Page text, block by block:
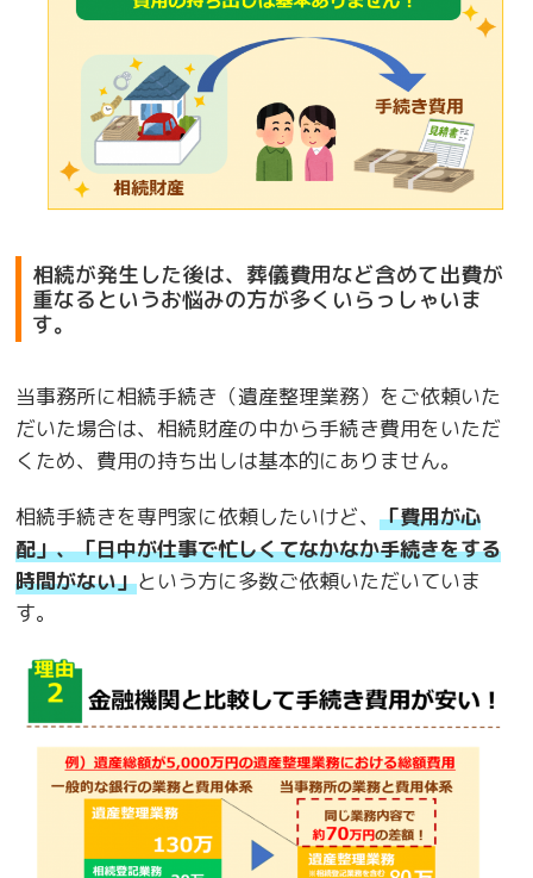
相続が発生した後は、葬儀費用など含めて出費が
重なるというお悩みの方が多くいらっしゃいま
す。
当事務所に相続手続き（遺産整理業務）をご依頼いた
だいた場合は、相続財産の中から手続き費用をいただ
くため、費用の持ち出しは基本的にありません。
相続手続きを専門家に依頼したいけど、「費用が心
配」、「日中が仕事で忙しくてなかなか手続きをする
時間がない」という方に多数ご依頼いただいていま
す。